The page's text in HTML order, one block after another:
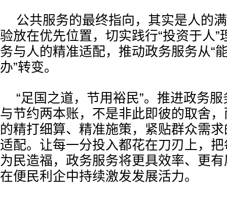
公共服务的最终指向，其实是人的
验放在优先位置，切实践行“投资于人”
务与人的精准适配，推动政务服务从“
办”转变。
“足国之道，节用裕民”。推进政务
与节约两本账，不是非此即彼的取舍
的精打细算、精准施策，紧贴群众需
适配。让每一分投入都花在刀刃上，
为民造福，政务服务将更具效率、更
在便民利企中持续激发发展活力。